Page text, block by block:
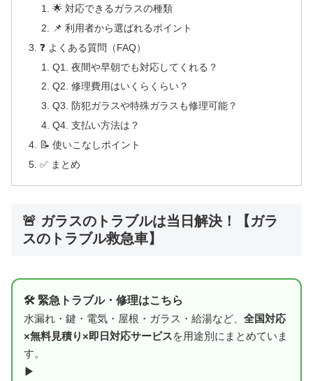
🌟 対応できるガラスの種類
📌 利用者から選ばれるポイント
❓ よくある質問（FAQ）
Q1. 夜間や早朝でも対応してくれる？
Q2. 修理費用はいくらくらい？
Q3. 防犯ガラスや特殊ガラスも修理可能？
Q4. 支払い方法は？
📝 使いこなしポイント
✅ まとめ
🚨 ガラスのトラブルは当日解決！【ガラ
スのトラブル救急車】
🛠 緊急トラブル・修理はこちら
水漏れ・鍵・電気・屋根・ガラス・給湯など、 全国対応
×無料見積り×即日対応サービスを用途別にまとめていま
す。
▶